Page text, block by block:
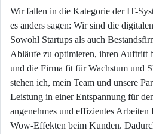
Wir fallen in die Kategorie der IT-
es anders sagen: Wir sind die
Sowohl Startups als auch
Abläufe zu optimieren, ihren Auftritt
und die Firma fit für Wachstum und
stehen ich, mein Team und unsere
Leistung in einer Entspannung für
angenehmes und effizientes
Wow-Effekten beim Kunden.